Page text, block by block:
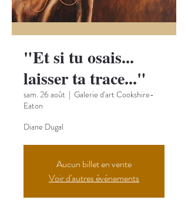
"Et si tu osais...
laisser ta trace..."
sam. 26 août
  |
Galerie d'art Cookshire-
Eaton
Diane Dugal
Aucun billet en vente
Voir d'autres événements